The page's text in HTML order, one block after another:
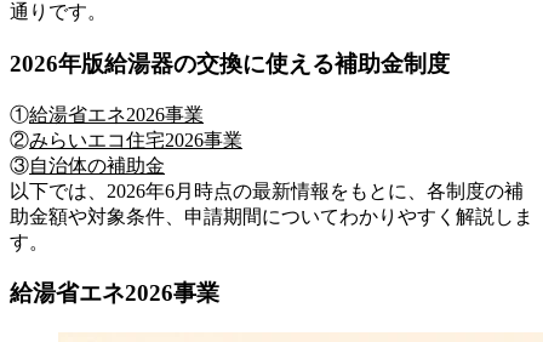
通りです。
2026年版給湯器の交換に使える補助金制度
①給湯省エネ2026事業
②みらいエコ住宅2026事業
③自治体の補助金
以下では、2026年6月時点の最新情報をもとに、各制度の補
助金額や対象条件、申請期間についてわかりやすく解説しま
す。
給湯省エネ2026事業